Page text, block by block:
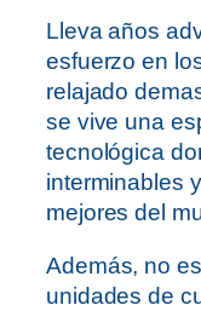
Lleva años
esfuerzo en
relajado
se vive una
tecnológica
interminables
mejores del
Además, no
unidades de